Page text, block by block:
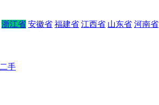
浙江省 安徽省 福建省 江西省 山东省 河南省
二手